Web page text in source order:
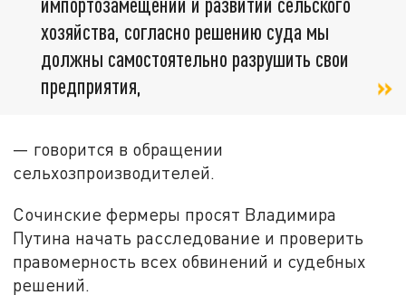
хозяйства, согласно решению суда мы
должны самостоятельно разрушить свои
предприятия,
— говорится в обращении
сельхозпроизводителей.
Сочинские фермеры просят Владимира
Путина начать расследование и проверить
правомерность всех обвинений и судебных
решений.